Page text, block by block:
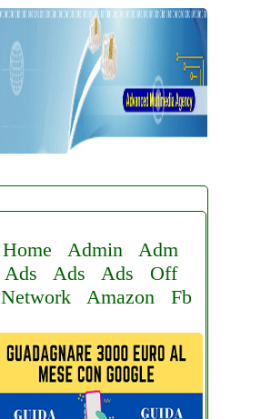
Home Admin
Adm
Ads
Ads Ads
Off
Network
Amazon Fb